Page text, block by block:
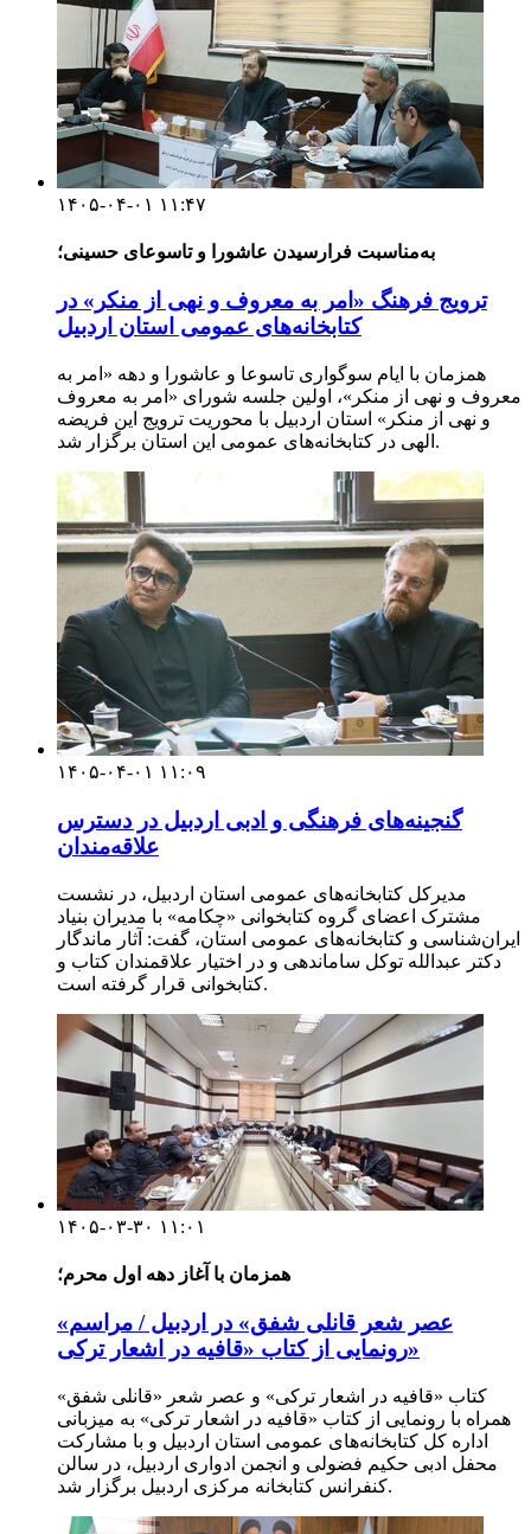
۱۴۰۵-۰۴-۰۱ ۱۱:۴۷
به‌مناسبت فرارسیدن عاشورا و تاسوعای حسینی؛
ترویج فرهنگ «امر به معروف و نهی از منکر» در
کتابخانه‌های عمومی استان اردبیل
همزمان با ایام سوگواری تاسوعا و عاشورا و دهه «امر به
معروف و نهی از منکر»، اولین جلسه شورای «امر به معروف
و نهی از منکر» استان اردبیل با محوریت ترویج این فریضه
الهی در کتابخانه‌های عمومی این استان برگزار شد.
۱۴۰۵-۰۴-۰۱ ۱۱:۰۹
گنجینه‌های فرهنگی و ادبی اردبیل در دسترس
علاقه‌مندان
مدیرکل کتابخانه‌های عمومی استان اردبیل، در نشست
مشترک اعضای گروه کتابخوانی «چکامه» با مدیران بنیاد
ایران‌شناسی و کتابخانه‌های عمومی استان، گفت: آثار ماندگار
دکتر عبدالله توکل ساماندهی و در اختیار علاقمندان کتاب و
کتابخوانی قرار گرفته است.
۱۴۰۵-۰۳-۳۰ ۱۱:۰۱
همزمان با آغاز دهه اول محرم؛
«عصر شعر قانلی شفق» در اردبیل / مراسم
رونمایی از کتاب «قافیه در اشعار ترکی»
کتاب «قافیه در اشعار ترکی» و عصر شعر «قانلی شفق»
همراه با رونمایی از کتاب «قافیه در اشعار ترکی» به میزبانی
اداره کل کتابخانه‌های عمومی استان اردبیل و با مشارکت
محفل ادبی حکیم فضولی و انجمن ادواری اردبیل، در سالن
کنفرانس کتابخانه مرکزی اردبیل برگزار شد.